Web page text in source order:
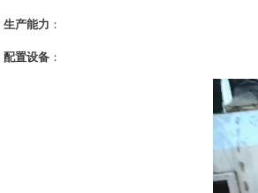
生产能力 ：
配置设备 ：